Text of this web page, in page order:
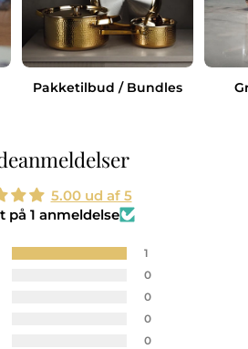
Pakketilbud / Bundles
5.00 ud af 5
på 1 anmeldelse
1
0
0
0
0